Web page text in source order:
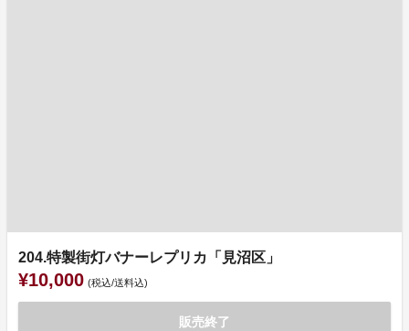
204.特製街灯バナーレプリカ「見沼区」
¥10,000 (税込/送料込)
販売終了